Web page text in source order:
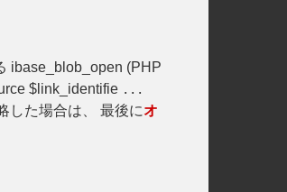
ibase_blob_open (PHP
$link_identifie ...
した場合は、 最後にオ